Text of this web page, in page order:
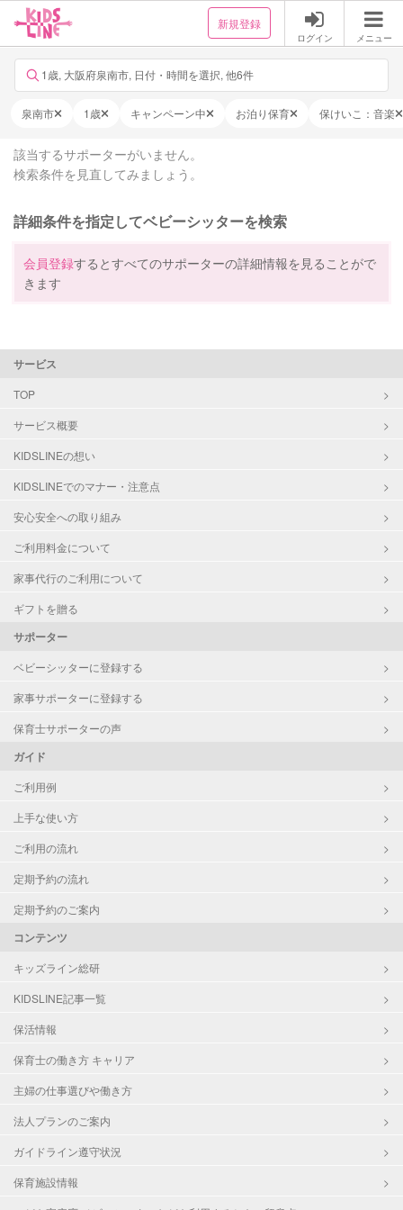
新規登録
ログイン メニュー
1歳, 大阪府泉南市, 日付・時間を選択, 他6件
泉南市 1歳 キャンペーン中 お泊り保育 保けいこ：音楽
該当するサポーターがいません。
検索条件を見直してみましょう。
詳細条件を指定してベビーシッターを検索
会員登録するとすべてのサポーターの詳細情報を見ることがで
きます
サービス
TOP
サービス概要
KIDSLINEの想い
KIDSLINEでのマナー・注意点
安心安全への取り組み
ご利用料金について
家事代行のご利用について
ギフトを贈る
サポーター
ベビーシッターに登録する
家事サポーターに登録する
保育士サポーターの声
ガイド
ご利用例
上手な使い方
ご利用の流れ
定期予約の流れ
定期予約のご案内
コンテンツ
キッズライン総研
KIDSLINE記事一覧
保活情報
保育士の働き方 キャリア
主婦の仕事選びや働き方
法人プランのご案内
ガイドライン遵守状況
保育施設情報